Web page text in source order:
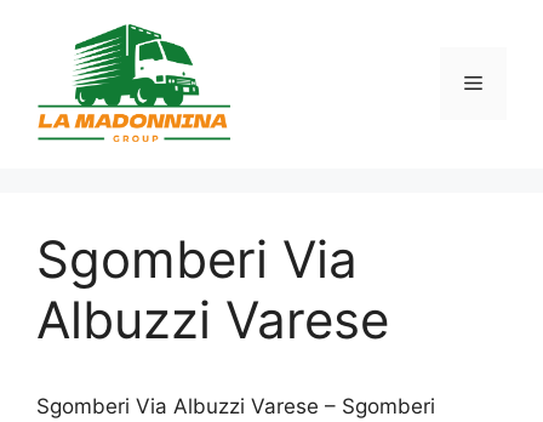
contenuto
Menu
Sgomberi Via
Albuzzi Varese
Sgomberi Via Albuzzi Varese – Sgomberi